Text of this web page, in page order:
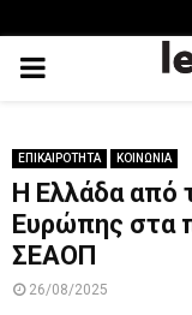
PRIMARY
ΕΠΙΚΑΙΡΟΤΗΤΑ ΚΟΙΝΩΝΙΑ
Η Ελλάδα από
Ευρώπης στα
ΣΕΑΟΠ
26/08/2025